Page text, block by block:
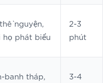
nguyện,
họ phát biểu
2-3
phút
banh tháp, 3-4